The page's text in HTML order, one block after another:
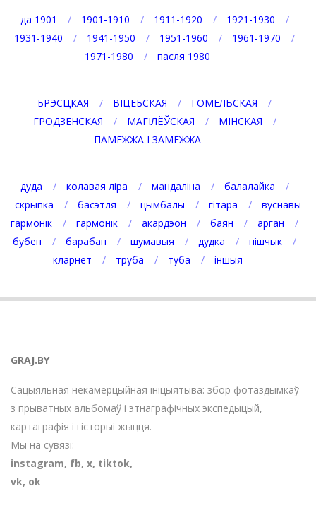
да 1901 1901-1910 1911-1920
1921-1930
1931-1940
1941-1950 1951-1960
1961-1970
1971-1980
пасля 1980
БРЭСЦКАЯ ВІЦЕБСКАЯ
ГОМЕЛЬСКАЯ
ГРОДЗЕНСКАЯ
МАГІЛЁЎСКАЯ
МІНСКАЯ
ПАМЕЖЖА І ЗАМЕЖЖА
дуда колавая ліра мандаліна
балалайка
скрыпка
басэтля цымбалы гітара
вуснавы
гармонік
гармонік акардэон баян
арган
бубен
барабан шумавыя дудка
пішчык
кларнет
труба туба іншыя
GRAJ.BY
Сацыяльная некамерцыйная ініцыятыва: збор фотаздымкаў
з прыватных альбомаў і этнаграфічных экспедыцый,
картаграфія і гісторыі жыцця.
Мы на сувязі:
instagram, fb, х, tiktok,
vk, ok